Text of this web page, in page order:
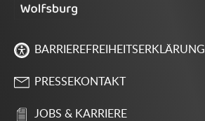
BARRIEREFREIHEITSERKLÄRUNG
PRESSEKONTAKT
JOBS & KARRIERE